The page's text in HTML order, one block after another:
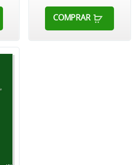
COMPRAR